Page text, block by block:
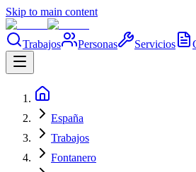
Skip to main content
Trabajos Personas Servicios
España
Trabajos
Fontanero